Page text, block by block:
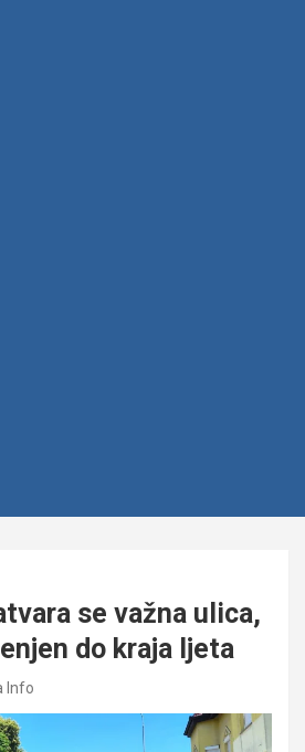
se važna ulica,
do kraja ljeta
Info